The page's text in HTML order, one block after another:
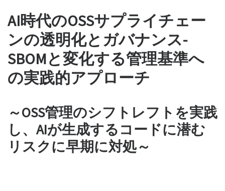
AI時代のOSSサプライチェー
ンの透明化とガバナンス-
SBOMと変化する管理基準へ
の実践的アプローチ
～OSS管理のシフトレフトを実践
し、AIが生成するコードに潜む
リスクに早期に対処～